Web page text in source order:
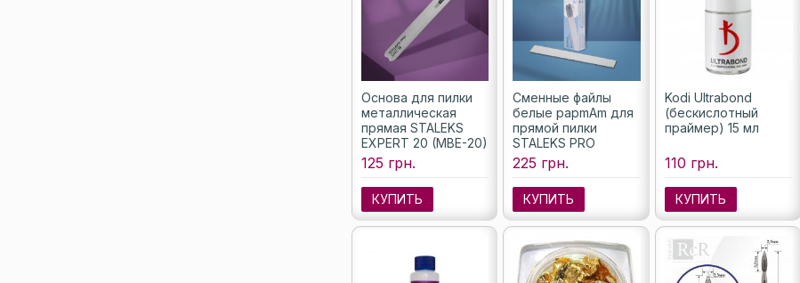
Основа для пилки
металлическая
прямая STALEKS
EXPERT 20 (MBE-20)
125 грн.
КУПИТЬ
Сменные файлы
белые papmAm для
прямой пилки
STALEKS PRO
EXPERT 22 180 грит
(50 шт)
225 грн.
КУПИТЬ
Kodi Ultrabond
(бескислотный
праймер) 15 мл
110 грн.
КУПИТЬ